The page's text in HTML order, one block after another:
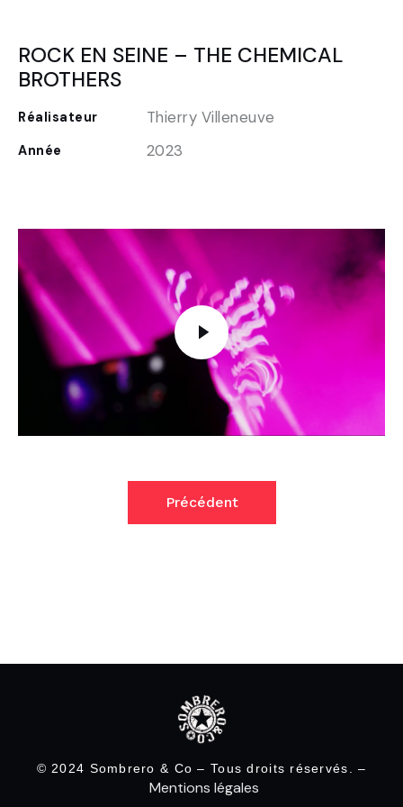
EN
ROCK EN SEINE – THE CHEMICAL
BROTHERS
Réalisateur Thierry Villeneuve
Année 2023
Précédent
© 2024 Sombrero & Co – Tous droits réservés. –
Mentions légales